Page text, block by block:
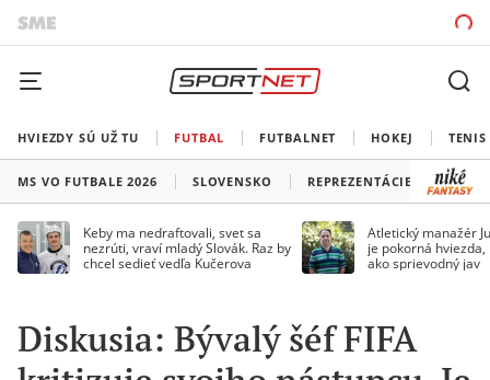
HVIEZDY SÚ UŽ TU FUTBAL FUTBALNET HOKEJ TENIS
MS VO FUTBALE 2026 SLOVENSKO REPREZENTÁCIE LIGA
Keby ma nedraftovali, svet sa
nezrúti, vraví mladý Slovák. Raz by
chcel sedieť vedľa Kučerova
Atletický manažér
je pokorná
ako sprievodný jav
Diskusia: Bývalý šéf FIFA